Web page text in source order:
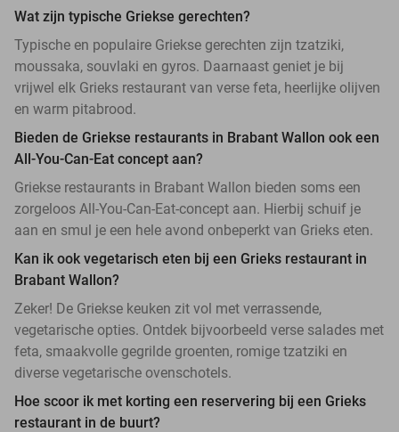
Wat zijn typische Griekse gerechten?
Typische en populaire Griekse gerechten zijn tzatziki,
moussaka, souvlaki en gyros. Daarnaast geniet je bij
vrijwel elk Grieks restaurant van verse feta, heerlijke olijven
en warm pitabrood.
Bieden de Griekse restaurants in Brabant Wallon ook een
All-You-Can-Eat concept aan?
Griekse restaurants in Brabant Wallon bieden soms een
zorgeloos All-You-Can-Eat-concept aan. Hierbij schuif je
aan en smul je een hele avond onbeperkt van Grieks eten.
Kan ik ook vegetarisch eten bij een Grieks restaurant in
Brabant Wallon?
Zeker! De Griekse keuken zit vol met verrassende,
vegetarische opties. Ontdek bijvoorbeeld verse salades met
feta, smaakvolle gegrilde groenten, romige tzatziki en
diverse vegetarische ovenschotels.
Hoe scoor ik met korting een reservering bij een Grieks
restaurant in de buurt?